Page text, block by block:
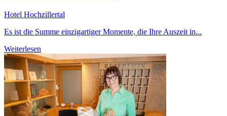
Hotel Hochzillertal
Es ist die Summe einzigartiger Momente, die Ihre Auszeit in...
Weiterlesen